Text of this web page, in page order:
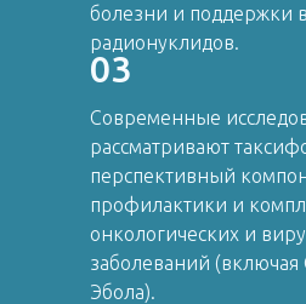
03
болезни и поддержки
радионуклидов.
Современные
рассматривают
перспективный
профилактики и
онкологических и
заболеваний (включая
Эбола).